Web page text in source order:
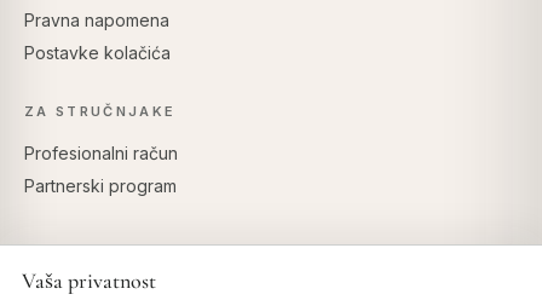
Pravna napomena
Postavke kolačića
ZA STRUČNJAKE
Profesionalni račun
Partnerski program
Vaša privatnost